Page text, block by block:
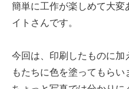
簡単に工作が楽しめて大変
イトさんです。
今回は、印刷したものに
もたちに色を塗ってもらい